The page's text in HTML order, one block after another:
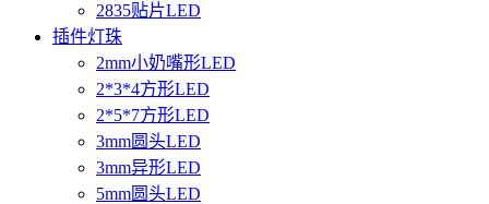
2835贴片LED
插件灯珠
2mm小奶嘴形LED
2*3*4方形LED
2*5*7方形LED
3mm圆头LED
3mm异形LED
5mm圆头LED